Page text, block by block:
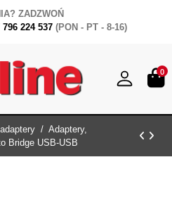
ZADZWOŃ
796 224 537 (PON - PT - 8-16)
0
Adaptery,
Bridge USB-USB